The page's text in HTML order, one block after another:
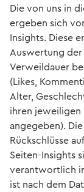
Die von uns in
ergeben sich
Insights. Diese
Auswertung
Verweildauer
(Likes,
Alter,
ihren jeweiligen
angegeben).
Rückschlüsse
Seiten-Insights
verantwortlich
ist nach dem